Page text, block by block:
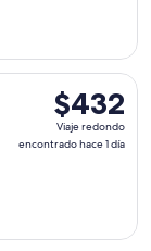
$432
Viaje
redondo,
$432
Viaje redondo
encontrado hace 1 día
salida el mié,